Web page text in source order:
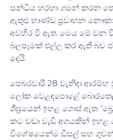
සන්ධිය හරහා ගමන් කරන
ඇතුළු භාණ්ඩ ප්‍රවාහන නෞකා
අවහිර වී ඇත. මෙය මේ වන
බලපෑමක් එල්ල කර ඇති බව
දෙයි.
පෙබරවාරි 28 වැනිදා
ලෝක වෙළඳපොළේ
ශීඝ්‍රයෙන් ඉහළ ගොස් ඇත.
කට වඩා වැඩි අගයකින් ඉහළ
විශේෂයෙන්ම ඩීසල් සහ